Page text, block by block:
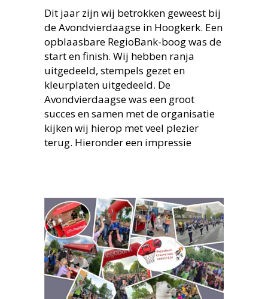
Dit jaar zijn wij betrokken geweest bij
de Avondvierdaagse in Hoogkerk. Een
opblaasbare RegioBank-boog was de
start en finish. Wij hebben ranja
uitgedeeld, stempels gezet en
kleurplaten uitgedeeld. De
Avondvierdaagse was een groot
succes en samen met de organisatie
kijken wij hierop met veel plezier
terug. Hieronder een impressie